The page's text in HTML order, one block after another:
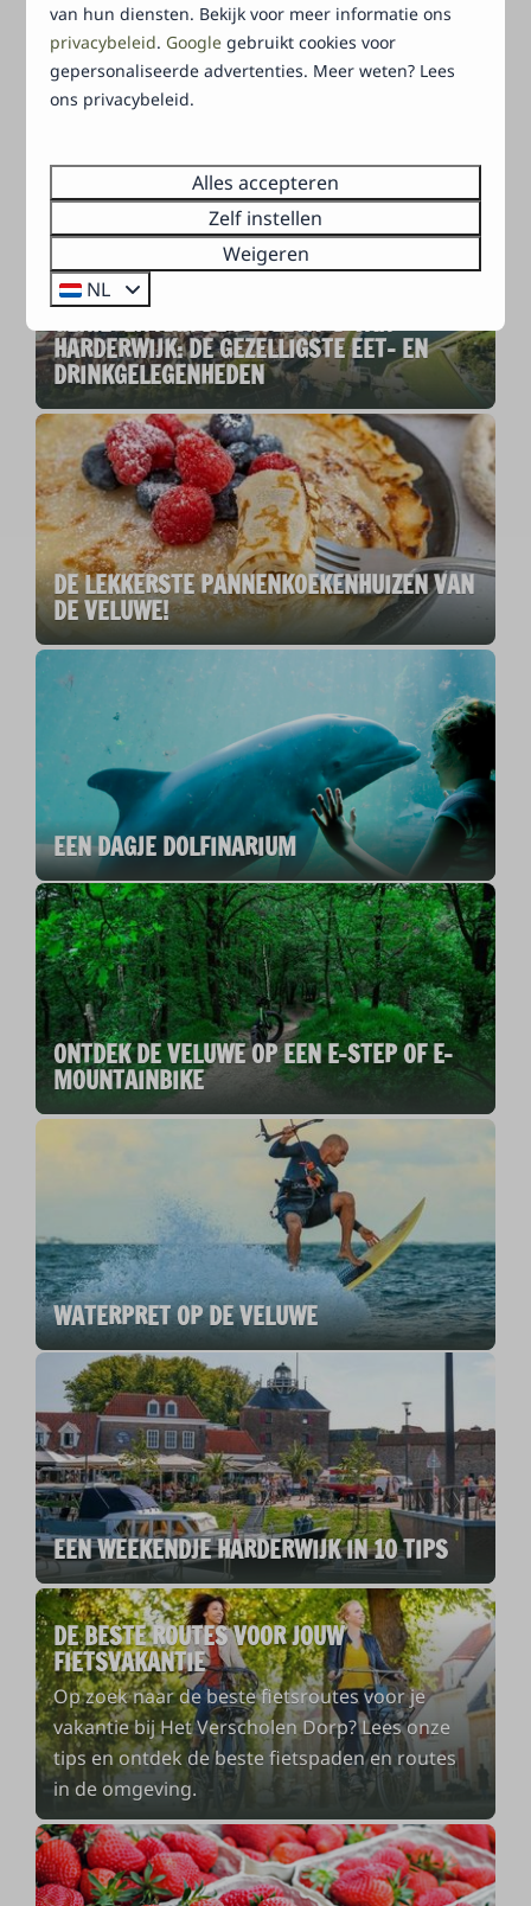
APENHEUL, EEN DAGJE WEG VOOR HET HELE
GENIETEN AAN DE BOULEVARD VAN
HARDERWIJK: DE GEZELLIGSTE EET- EN
DRINKGELEGENHEDEN
DE LEKKERSTE PANNENKOEKENHUIZEN VAN
DE VELUWE!
EEN DAGJE DOLFINARIUM
ONTDEK DE VELUWE OP EEN E-STEP OF E-
MOUNTAINBIKE
WATERPRET OP DE VELUWE
EEN WEEKENDJE HARDERWIJK IN 10 TIPS
DE BESTE ROUTES VOOR JOUW
FIETSVAKANTIE
Op zoek naar de beste fietsroutes voor je
vakantie bij Het Verscholen Dorp? Lees onze
tips en ontdek de beste fietspaden en routes
in de omgeving.
van hun diensten. Bekijk voor meer informatie ons
privacybeleid. Google gebruikt cookies voor
gepersonaliseerde advertenties. Meer weten? Lees
ons privacybeleid.
Alles accepteren
Zelf instellen
Weigeren
NL